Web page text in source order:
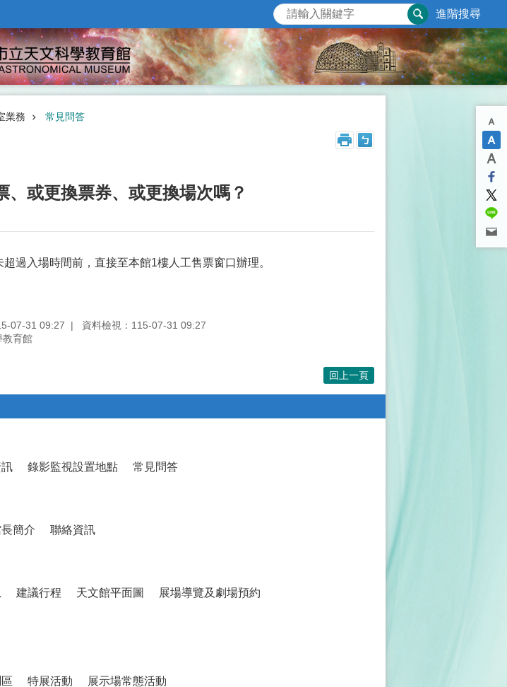
進階搜尋
業務 常見問答
、或更換票券、或更換場次嗎？
過入場時間前，直接至本館1樓人工售票窗口辦理。
07-31 09:27
資料檢視：115-07-31 09:27
教育館
回上一頁
錄影監視設置地點 常見問答
簡介 聯絡資訊
建議行程 天文館平面圖 展場導覽及劇場預約
特展活動 展示場常態活動